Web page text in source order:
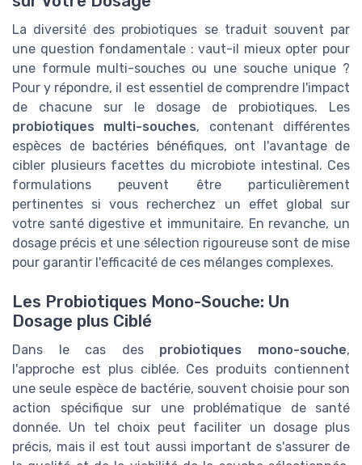
La diversité des probiotiques se traduit souvent par
une question fondamentale : vaut-il mieux opter pour
une formule multi-souches ou une souche unique ?
Pour y répondre, il est essentiel de comprendre l'impact
de chacune sur le dosage de probiotiques. Les
probiotiques multi-souches, contenant différentes
espèces de bactéries bénéfiques, ont l'avantage de
cibler plusieurs facettes du microbiote intestinal. Ces
formulations peuvent être particulièrement
pertinentes si vous recherchez un effet global sur
votre santé digestive et immunitaire. En revanche, un
dosage précis et une sélection rigoureuse sont de mise
pour garantir l'efficacité de ces mélanges complexes.
Les Probiotiques Mono-Souche: Un
Dosage plus Ciblé
Dans le cas des probiotiques mono-souche,
l'approche est plus ciblée. Ces produits contiennent
une seule espèce de bactérie, souvent choisie pour son
action spécifique sur une problématique de santé
donnée. Un tel choix peut faciliter un dosage plus
précis, mais il est tout aussi important de s'assurer de